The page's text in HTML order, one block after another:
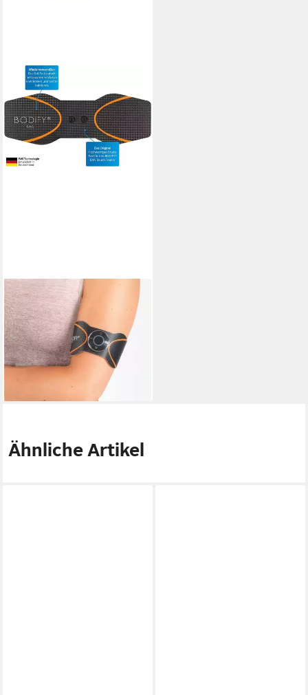
BODIFY
EMS-Arm-Trainer - Original
Ersatz-Pads 2er-Set (Ohne
Controller) für Arm &
Beintrainer, (2-tlg)
ab 19,90 €
lieferbar - in 2-3 Werktagen bei dir
Ähnliche Artikel